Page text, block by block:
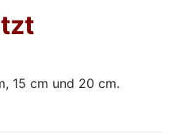
15 cm und 20 cm.